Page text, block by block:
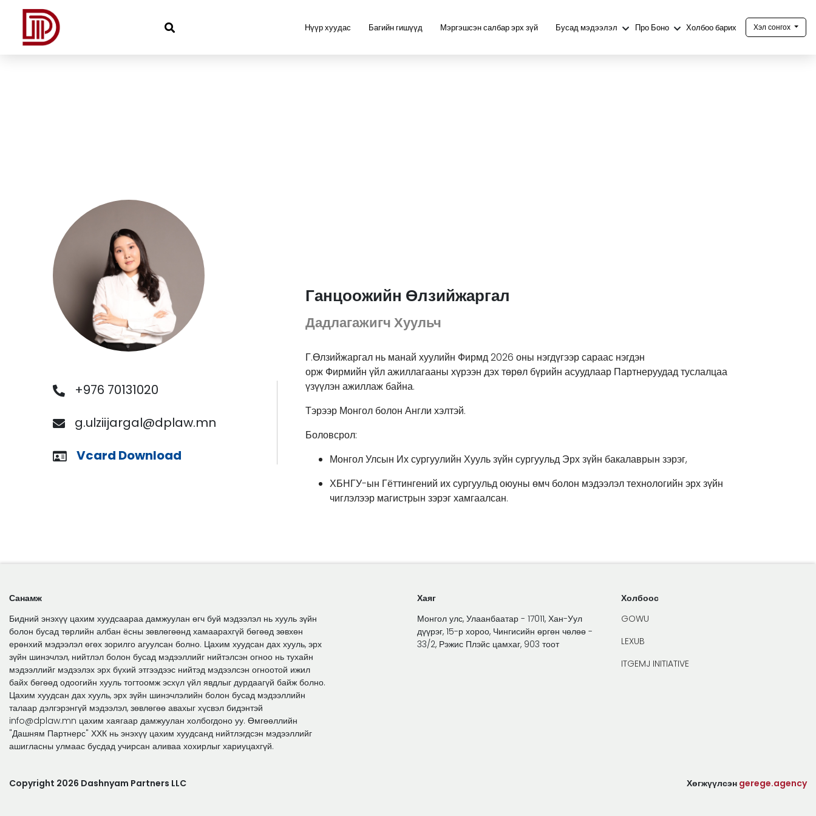
Нүүр хуудас Багийн гишүүд Мэргэшсэн салбар эрх зүй Бусад мэдээлэл Про Боно Холбоо барих Хэл сонгох
+976 70131020
g.ulziijargal@dplaw.mn
Vcard Download
Ганцоожийн Өлзийжаргал
Дадлагажигч Хуульч
Г.Өлзийжаргал нь манай хуулийн Фирмд 2026 оны нэгдүгээр сараас нэгдэн
орж Фирмийн үйл ажиллагааны хүрээн дэх төрөл бүрийн асуудлаар Партнеруудад туслалцаа
үзүүлэн ажиллаж байна.
Тэрээр Монгол болон Англи хэлтэй.
Боловсрол:
Монгол Улсын Их сургуулийн Хууль зүйн сургуульд Эрх зүйн бакалаврын зэрэг,
ХБНГУ-ын Гёттингений их сургуульд оюуны өмч болон мэдээлэл технологийн эрх зүйн
чиглэлээр магистрын зэрэг хамгаалсан.
Санамж
Бидний энэхүү цахим хуудсаараа дамжуулан өгч буй мэдээлэл нь хууль зүйн
болон бусад төрлийн албан ёсны зөвлөгөөнд хамаарахгүй бөгөөд зөвхөн
ерөнхий мэдээлэл өгөх зорилго агуулсан болно. Цахим хуудсан дах хууль, эрх
зүйн шинэчлэл, нийтлэл болон бусад мэдээллийг нийтэлсэн огноо нь тухайн
мэдээллийг мэдээлэх эрх бүхий этгээдээс нийтэд мэдээлсэн огноотой ижил
байх бөгөөд одоогийн хууль тогтоомж эсхүл үйл явдлыг дурдаагүй байж болно.
Цахим хуудсан дах хууль, эрх зүйн шинэчлэлийн болон бусад мэдээллийн
талаар дэлгэрэнгүй мэдээлэл, зөвлөгөө авахыг хүсвэл бидэнтэй
info@dplaw.mn цахим хаягаар дамжуулан холбогдоно уу. Өмгөөллийн
"Дашням Партнерс" ХХК нь энэхүү цахим хуудсанд нийтлэгдсэн мэдээллийг
ашигласны улмаас бусдад учирсан аливаа хохирлыг хариуцахгүй.
Хаяг
Монгол улс, Улаанбаатар - 17011, Хан-Уул
дүүрэг, 15-р хороо, Чингисийн өргөн чөлөө -
33/2, Рэжис Плэйс цамхаг, 903 тоот
Холбоос
GOWU
LEXUB
ITGEMJ INITIATIVE
Copyright 2026 Dashnyam Partners LLC Хөгжүүлсэн gerege.agency